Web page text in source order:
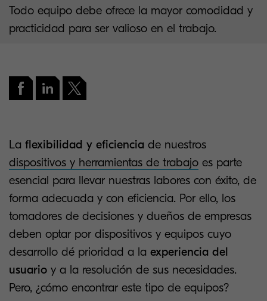
Todo equipo debe ofrece la mayor comodidad y
practicidad para ser valioso en el trabajo.
La flexibilidad y eficiencia de nuestros
dispositivos y herramientas de trabajo es parte
esencial para llevar nuestras labores con éxito, de
forma adecuada y con eficiencia. Por ello, los
tomadores de decisiones y dueños de empresas
deben optar por dispositivos y equipos cuyo
desarrollo dé prioridad a la experiencia del
usuario y a la resolución de sus necesidades.
Pero, ¿cómo encontrar este tipo de equipos?